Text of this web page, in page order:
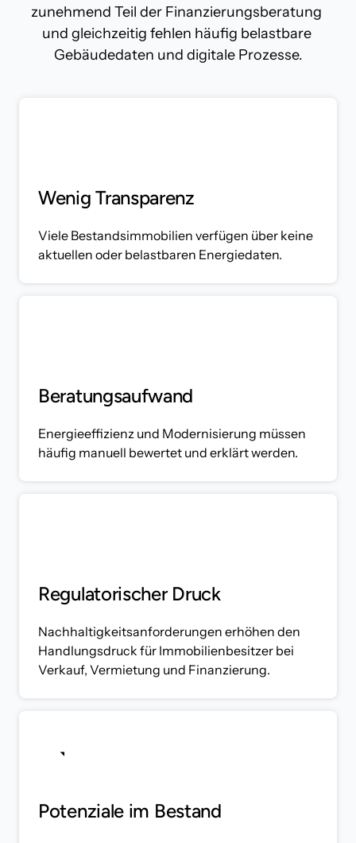
zunehmend Teil der Finanzierungsberatung
und gleichzeitig fehlen häufig belastbare
Gebäudedaten und digitale Prozesse.
Wenig Transparenz
Viele Bestandsimmobilien verfügen über keine
aktuellen oder belastbaren Energiedaten.
Beratungsaufwand
Energieeffizienz und Modernisierung müssen
häufig manuell bewertet und erklärt werden.
Regulatorischer Druck
Nachhaltigkeitsanforderungen erhöhen den
Handlungsdruck für Immobilienbesitzer bei
Verkauf, Vermietung und Finanzierung.
Potenziale im Bestand